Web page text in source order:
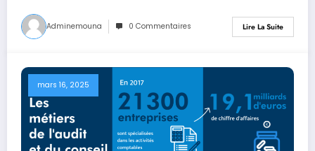
Adminemouna 0 Commentaires Lire La Suite
mars 16, 2025